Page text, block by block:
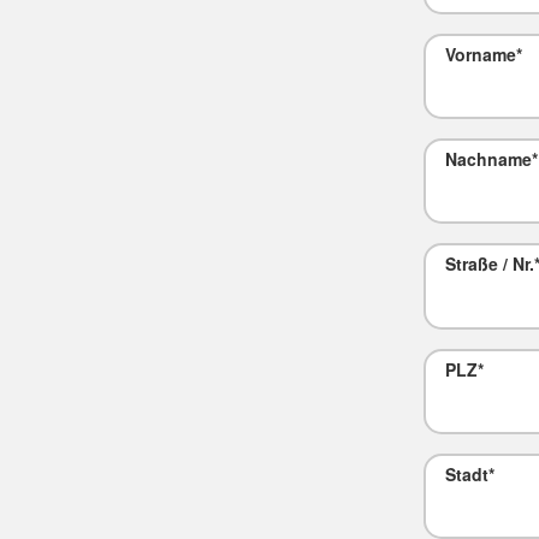
Vorname*
Nachname*
Straße / Nr.
PLZ*
Stadt*